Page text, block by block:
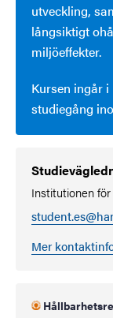
utveckling,
långsiktigt
miljöeffekter.
Kursen ingår
studiegång
Institutionen
Mer